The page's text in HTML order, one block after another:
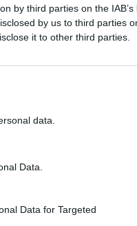
by third parties on the
by us to third parties
it to other third parties.
data.
Data.
Data for Targeted
de Rac105
una
honesta,
on la realitat es
viure, un cant a la
a l’esquena i